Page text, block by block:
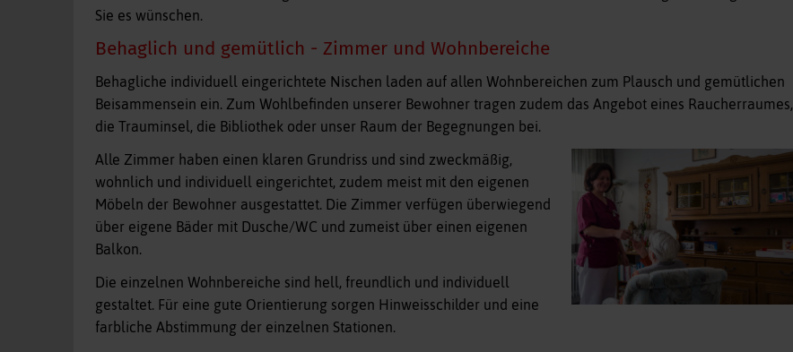
Sie es wünschen.
Behaglich und gemütlich - Zimmer und Wohnbereiche
Behagliche individuell eingerichtete Nischen laden auf allen Wohnbereichen zum Plausch und gemütlichen
Beisammensein ein. Zum Wohlbefinden unserer Bewohner tragen zudem das Angebot eines Raucherraumes,
die Trauminsel, die Bibliothek oder unser Raum der Begegnungen bei.
Alle Zimmer haben einen klaren Grundriss und sind zweckmäßig,
wohnlich und individuell eingerichtet, zudem meist mit den eigenen
Möbeln der Bewohner ausgestattet. Die Zimmer verfügen überwiegend
über eigene Bäder mit Dusche/WC und zumeist über einen eigenen
Balkon.
Die einzelnen Wohnbereiche sind hell, freundlich und individuell
gestaltet. Für eine gute Orientierung sorgen Hinweisschilder und eine
farbliche Abstimmung der einzelnen Stationen.